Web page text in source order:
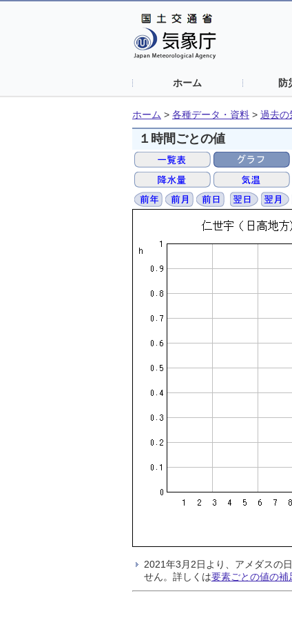
ホーム 防
ホーム > 各種データ・資料 > 過去の
１時間ごとの値
2021年3月2日より、アメダスの
せん。詳しくは要素ごとの値の補